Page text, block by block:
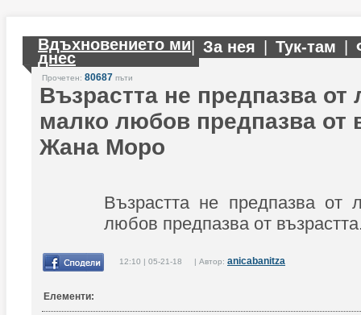
Вдъхновението ми
днес
За нея Тук-там
Прочетен: 80687 пъти
Възрастта не предпазва
малко любов предпазва от
Жана Моро
Възрастта не предпазва
любов предпазва от
12:10 | 05-21-18 | Автор: anicabanitza
Елементи: